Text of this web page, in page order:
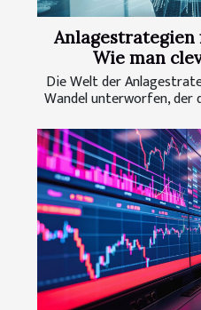
Anlagestrategien
Wie man
Die Welt der
Wandel unterworfen, der